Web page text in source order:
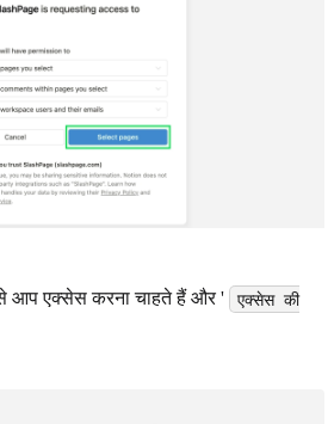
आप एक्सेस करना चाहते हैं और '
एक्सेस की